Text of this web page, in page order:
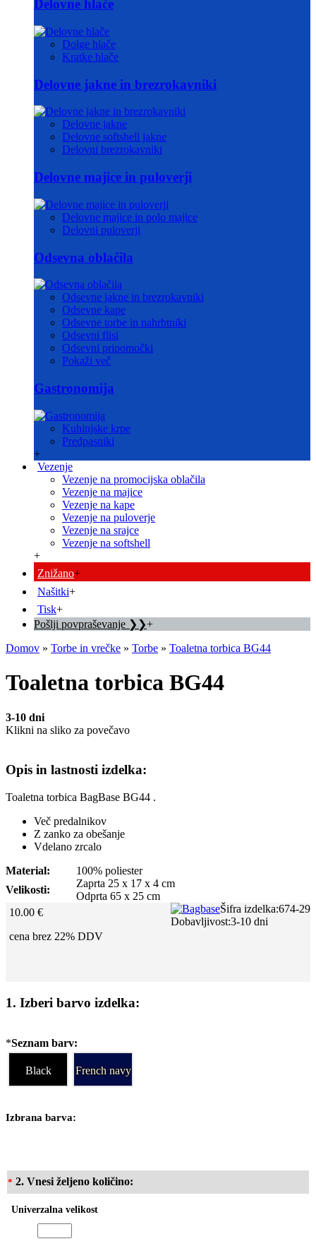
Delovne hlače
Dolge hlače
Kratke hlače
Delovne jakne in brezrokavniki
Delovne jakne
Delovne softshell jakne
Delovni brezrokavniki
Delovne majice in puloverji
Delovne majice in polo majice
Delovni puloverji
Odsevna oblačila
Odsevne jakne in brezrokavniki
Odsevne kape
Odsevne torbe in nahrbtniki
Odsevni flisi
Odsevni pripomočki
Pokaži več
Gastronomija
Kuhinjske krpe
Predpasniki
+
Vezenje
Vezenje na promocijska oblačila
Vezenje na majice
Vezenje na kape
Vezenje na puloverje
Vezenje na srajce
Vezenje na softshell
+
Znižano+
Našitki+
Tisk+
Pošlji povpraševanje ❯❯+
Domov » Torbe in vrečke » Torbe » Toaletna torbica BG44
Toaletna torbica BG44
3-10 dni
Klikni na sliko za povečavo
Opis in lastnosti izdelka:
Toaletna torbica BagBase BG44 .
Več predalnikov
Z zanko za obešanje
Vdelano zrcalo
Material:
100% poliester
Velikosti:
Zaprta 25 x 17 x 4 cm
Odprta 65 x 25 cm
10.00 €
cena brez 22% DDV
Šifra izdelka:674-29
Dobavljivost:3-10 dni
1. Izberi barvo izdelka:
*Seznam barv:
Black French navy
Izbrana barva:
* 2. Vnesi željeno količino:
Univerzalna velikost